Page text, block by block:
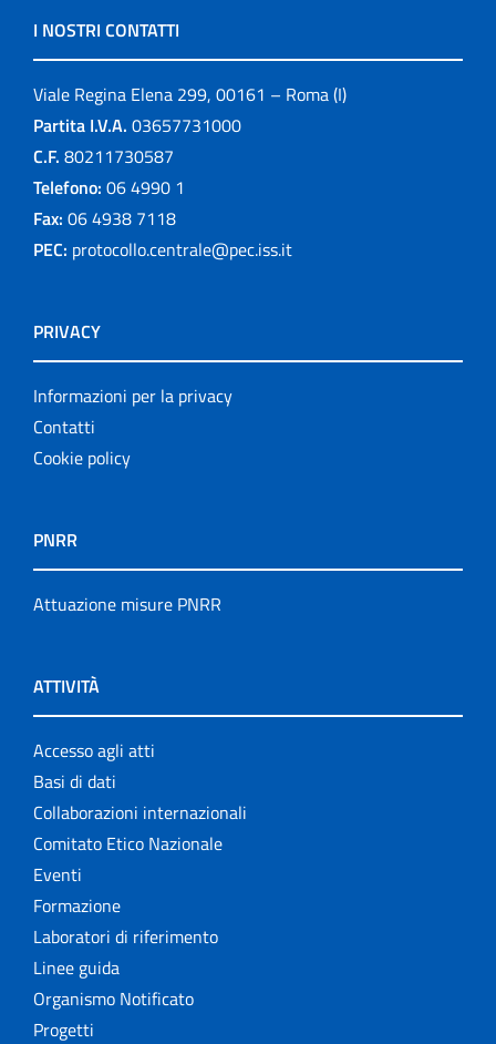
I NOSTRI CONTATTI
Viale Regina Elena 299, 00161 – Roma (I)
Partita I.V.A. 03657731000
C.F. 80211730587
Telefono: 06 4990 1
Fax: 06 4938 7118
PEC: protocollo.centrale@pec.iss.it
PRIVACY
Informazioni per la privacy
Contatti
Cookie policy
PNRR
Attuazione misure PNRR
ATTIVITÀ
Accesso agli atti
Basi di dati
Collaborazioni internazionali
Comitato Etico Nazionale
Eventi
Formazione
Laboratori di riferimento
Linee guida
Organismo Notificato
Progetti